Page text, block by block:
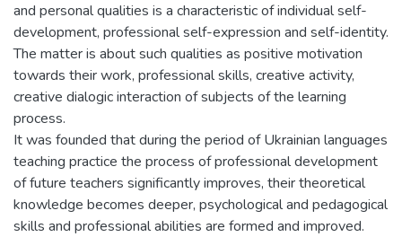
and personal qualities is a characteristic of individual self-
development, professional self-expression and self-identity.
The matter is about such qualities as positive motivation
towards their work, professional skills, creative activity,
creative dialogic interaction of subjects of the learning
process.
It was founded that during the period of Ukrainian languages
teaching practice the process of professional development
of future teachers significantly improves, their theoretical
knowledge becomes deeper, psychological and pedagogical
skills and professional abilities are formed and improved.